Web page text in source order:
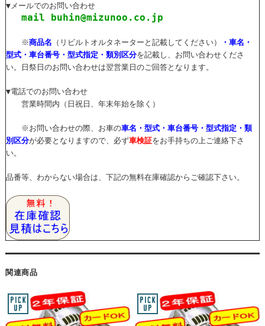
▼メールでのお問い合わせ
mail buhin@mizunoo.co.jp
※商品名 （リビルトオルタネーターと記載してください）
・車名・
型式・車台番号・型式指定・類別区分を記載し、お問い合わせくださ
い。日祭日のお問い合わせは翌営業日のご回答となります。
▼電話でのお問い合わせ
営業時間内（日祝日、年末年始を除く）
※お問い合わせの際、お車の車名・型式・車台番号・型式指定・類
別区分が必要となりますので、必ず車検証をお手持ちの上ご連絡下さ
い。
品番等、わからない場合は、下記の無料在庫確認からご確認下さい。
関連商品